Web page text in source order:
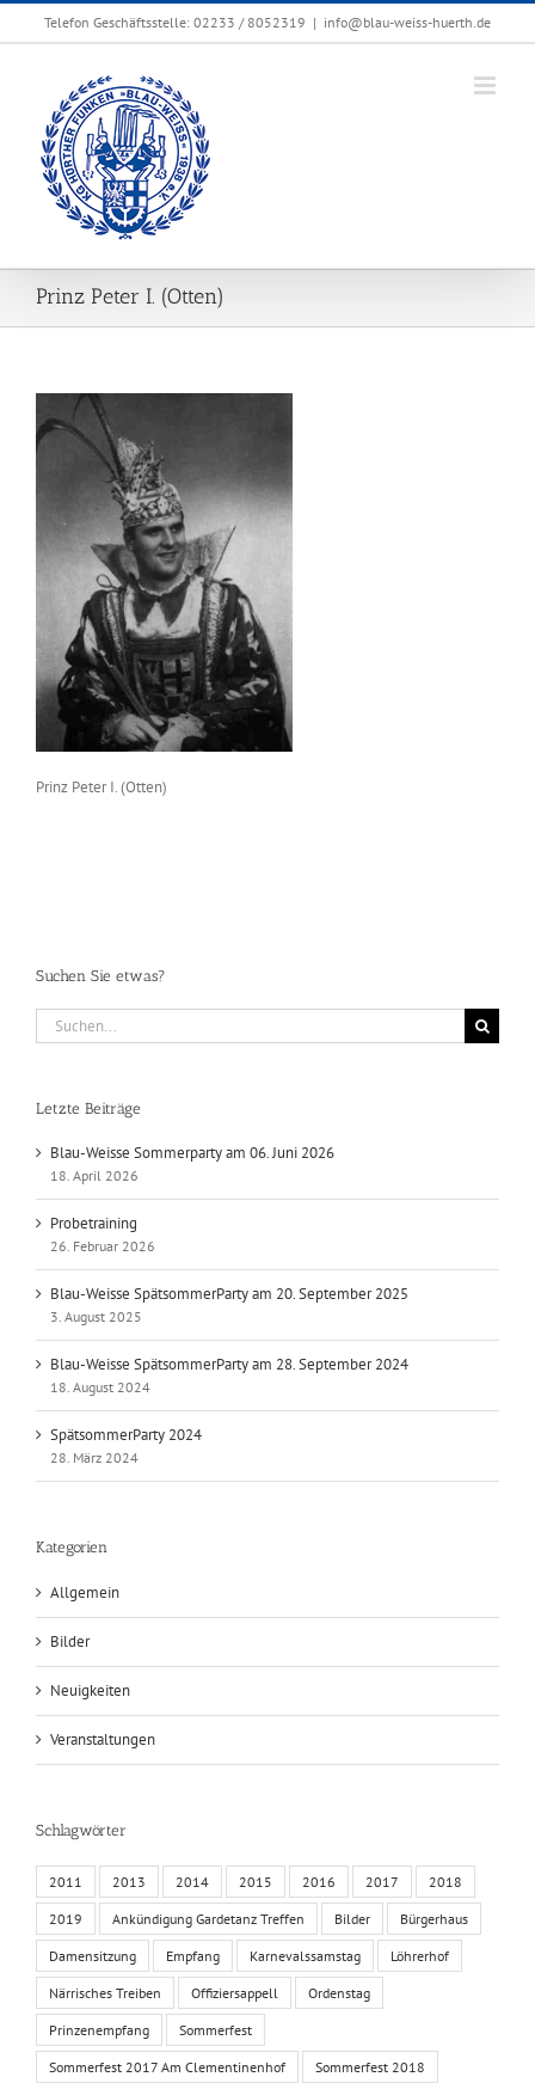
Zum
Telefon Geschäftsstelle: 02233 / 8052319 | info@blau-weiss-huerth.de
Prinz Peter I. (Otten)
Prinz Peter I. (Otten)
Suchen Sie etwas?
Suche
nach:
Letzte Beiträge
Blau-Weisse Sommerparty am 06. Juni 2026
18. April 2026
Probetraining
26. Februar 2026
Blau-Weisse SpätsommerParty am 20. September 2025
3. August 2025
Blau-Weisse SpätsommerParty am 28. September 2024
18. August 2024
SpätsommerParty 2024
28. März 2024
Kategorien
Allgemein
Bilder
Neuigkeiten
Veranstaltungen
Schlagwörter
2011 2013 2014 2015 2016 2017 2018
2019 Ankündigung Gardetanz Treffen Bilder Bürgerhaus
Damensitzung Empfang Karnevalssamstag Löhrerhof
Närrisches Treiben Offiziersappell Ordenstag
Prinzenempfang Sommerfest
Sommerfest 2017 Am Clementinenhof Sommerfest 2018